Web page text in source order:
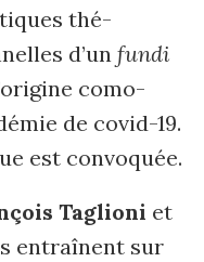
thé­
d’un fundi
como­
de covid-19.
est convoquée.
Taglioni et
entraînent sur